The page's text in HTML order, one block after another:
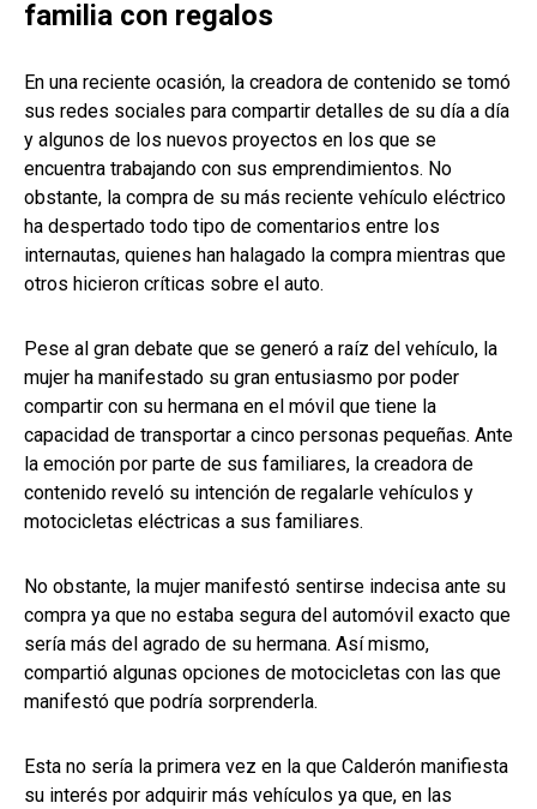
familia con regalos
En una reciente ocasión, la creadora de contenido se tomó
sus redes sociales para compartir detalles de su día a día
y algunos de los nuevos proyectos en los que se
encuentra trabajando con sus emprendimientos. No
obstante, la compra de su más reciente vehículo eléctrico
ha despertado todo tipo de comentarios entre los
internautas, quienes han halagado la compra mientras que
otros hicieron críticas sobre el auto.
Pese al gran debate que se generó a raíz del vehículo, la
mujer ha manifestado su gran entusiasmo por poder
compartir con su hermana en el móvil que tiene la
capacidad de transportar a cinco personas pequeñas. Ante
la emoción por parte de sus familiares, la creadora de
contenido reveló su intención de regalarle vehículos y
motocicletas eléctricas a sus familiares.
No obstante, la mujer manifestó sentirse indecisa ante su
compra ya que no estaba segura del automóvil exacto que
sería más del agrado de su hermana. Así mismo,
compartió algunas opciones de motocicletas con las que
manifestó que podría sorprenderla.
Esta no sería la primera vez en la que Calderón manifiesta
su interés por adquirir más vehículos ya que, en las